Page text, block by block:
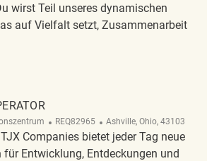
wirst Teil unseres dynamischen
auf Vielfalt setzt, Zusammenarbeit
Supervisor/Union, OH REQ143070
ReqId
REQ82965 Ort
Ashville, Ohio, 43103
Companies bietet jeder Tag neue
Entwicklung, Entdeckungen und